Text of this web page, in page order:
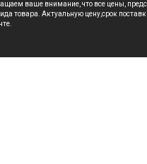
ваше внимание, что все цены,
товара. Актуальную цену,срок